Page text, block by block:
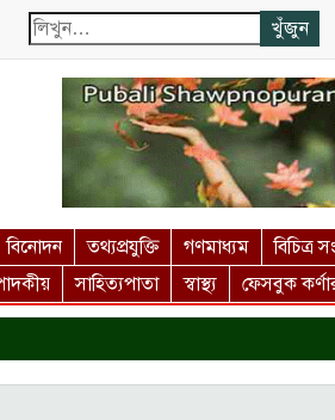
বিনোদন তথ্যপ্রযুক্তি গণমাধ্যম বিচিত্র
সাহিত্যপাতা স্বাস্থ্য ফেসবুক